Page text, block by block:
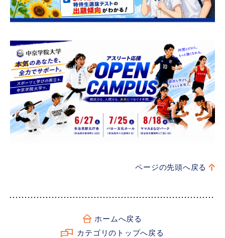
ページの先頭へ戻る
カテゴリのトップへ戻る
ホームへ戻る